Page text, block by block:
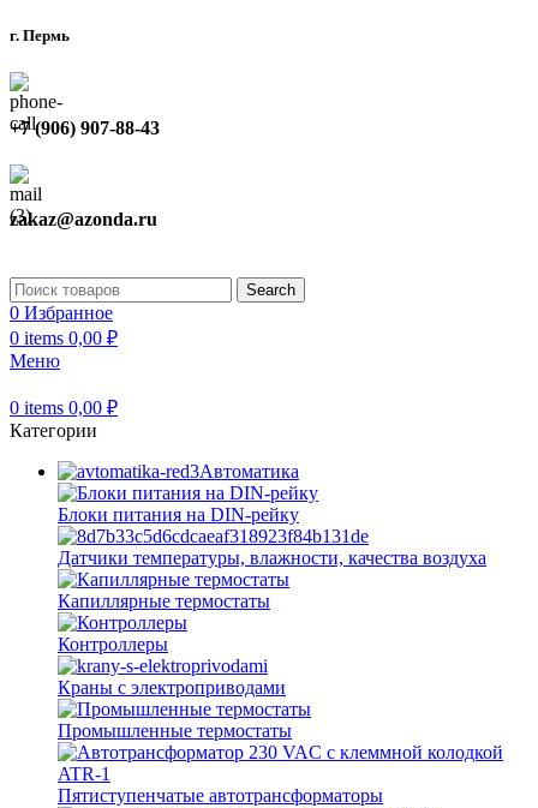
г. Пермь
+7 (906) 907-88-43
zakaz@azonda.ru
Search
0 Избранное
0 items 0,00 ₽
Меню
0 items 0,00 ₽
Категории
Автоматика
Блоки питания на DIN-рейку
Датчики температуры, влажности, качества воздуха
Капиллярные термостаты
Контроллеры
Краны с электроприводами
Промышленные термостаты
Пятиступенчатые автотрансформаторы